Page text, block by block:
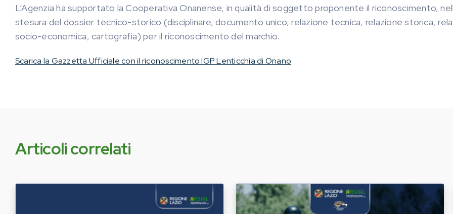
L’Agenzia ha supportato la Cooperativa Onanense, in qualità di soggetto proponente il riconoscimento,
stesura del dossier tecnico-storico (disciplinare, documento unico, relazione tecnica, relazione storica,
socio-economica, cartografia) per il riconoscimento del marchio.
Scarica la Gazzetta Ufficiale con il riconoscimento IGP Lenticchia di Onano
Articoli correlati